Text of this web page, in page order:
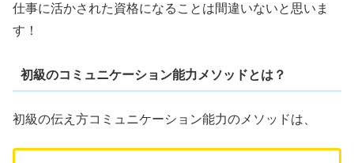
仕事に活かされた資格になることは間違いないと思いま
す！
初級のコミュニケーション能力メソッドとは？
初級の伝え方コミュニケーション能力のメソッドは、